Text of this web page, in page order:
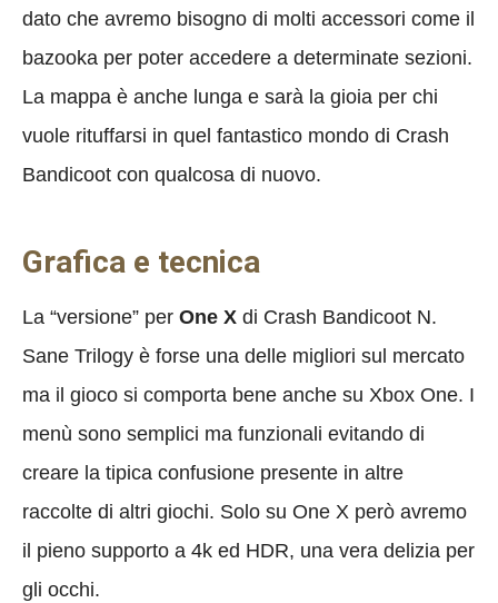
dato che avremo bisogno di molti accessori come il
bazooka per poter accedere a determinate sezioni.
La mappa è anche lunga e sarà la gioia per chi
vuole rituffarsi in quel fantastico mondo di Crash
Bandicoot con qualcosa di nuovo.
Grafica e tecnica
La “versione” per One X di Crash Bandicoot N.
Sane Trilogy è forse una delle migliori sul mercato
ma il gioco si comporta bene anche su Xbox One. I
menù sono semplici ma funzionali evitando di
creare la tipica confusione presente in altre
raccolte di altri giochi. Solo su One X però avremo
il pieno supporto a 4k ed HDR, una vera delizia per
gli occhi.